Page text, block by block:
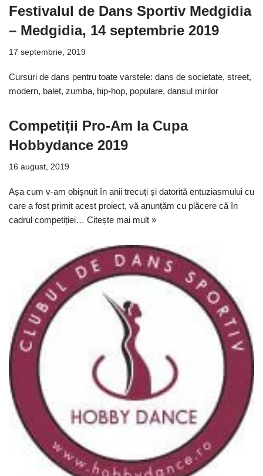
Festivalul de Dans Sportiv Medgidia
– Medgidia, 14 septembrie 2019
17 septembrie, 2019
Cursuri de dans pentru toate varstele: dans de societate, street,
modern, balet, zumba, hip-hop, populare, dansul mirilor
Competiții Pro-Am la Cupa
Hobbydance 2019
16 august, 2019
Așa cum v-am obișnuit în anii trecuți și datorită entuziasmului cu
care a fost primit acest proiect, vă anunțăm cu plăcere că în
cadrul competiției… Citește mai mult »